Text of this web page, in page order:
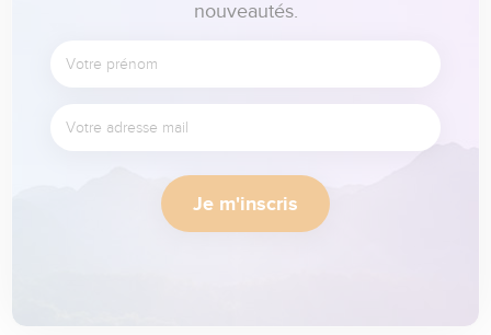
nouveautés.
Je m'inscris